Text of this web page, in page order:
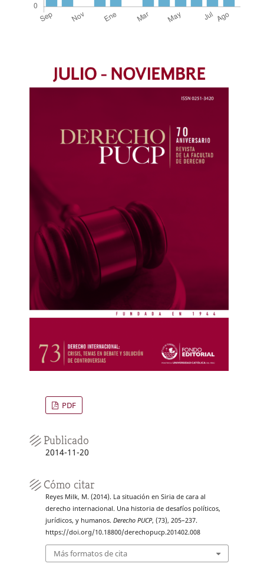
PDF
Publicado
2014-11-20
Cómo citar
Reyes Milk, M. (2014). La situación en Siria de cara al
derecho internacional. Una historia de desafíos políticos,
jurídicos, y humanos. Derecho PUCP, (73), 205–237.
https://doi.org/10.18800/derechopucp.201402.008
Más formatos de cita